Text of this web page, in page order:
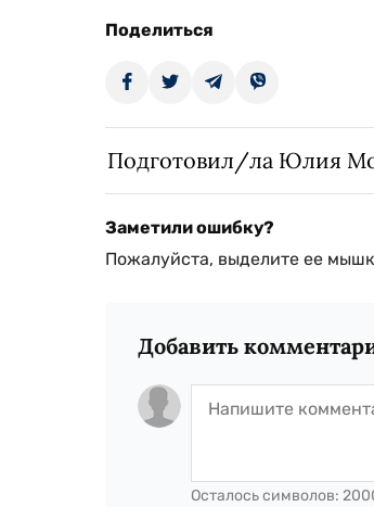
Поделиться
Подготовил/ла Юлия
Заметили ошибку?
Пожалуйста, выделите ее
Добавить
Осталось символов: